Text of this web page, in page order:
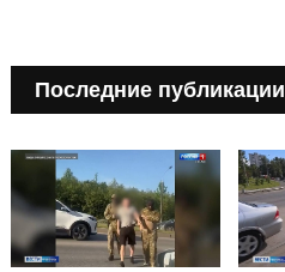
Последние публикации